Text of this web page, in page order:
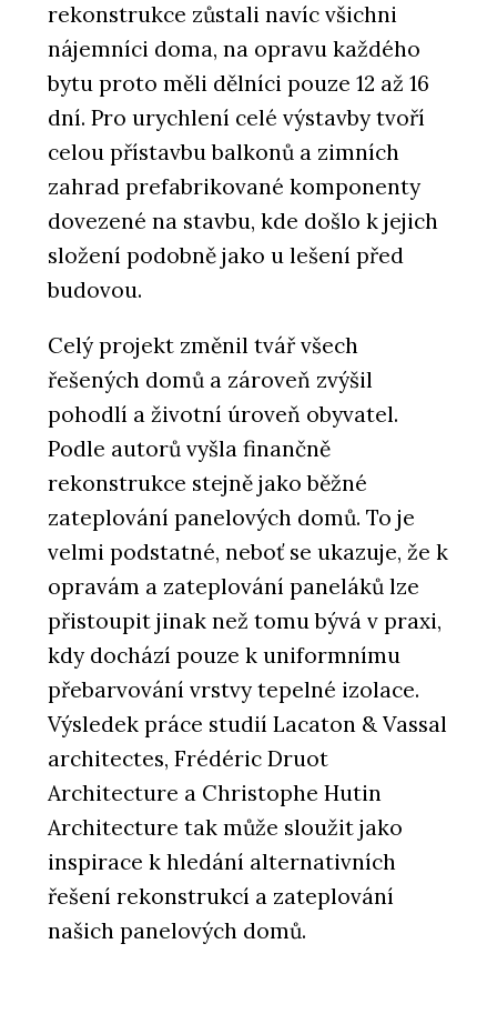
rekonstrukce zůstali navíc všichni
nájemníci doma, na opravu každého
bytu proto měli dělníci pouze 12 až 16
dní. Pro urychlení celé výstavby tvoří
celou přístavbu balkonů a zimních
zahrad prefabrikované komponenty
dovezené na stavbu, kde došlo k jejich
složení podobně jako u lešení před
budovou.
Celý projekt změnil tvář všech
řešených domů a zároveň zvýšil
pohodlí a životní úroveň obyvatel.
Podle autorů vyšla finančně
rekonstrukce stejně jako běžné
zateplování panelových domů. To je
velmi podstatné, neboť se ukazuje, že k
opravám a zateplování paneláků lze
přistoupit jinak než tomu bývá v praxi,
kdy dochází pouze k uniformnímu
přebarvování vrstvy tepelné izolace.
Výsledek práce studií Lacaton & Vassal
architectes, Frédéric Druot
Architecture a Christophe Hutin
Architecture tak může sloužit jako
inspirace k hledání alternativních
řešení rekonstrukcí a zateplování
našich panelových domů.